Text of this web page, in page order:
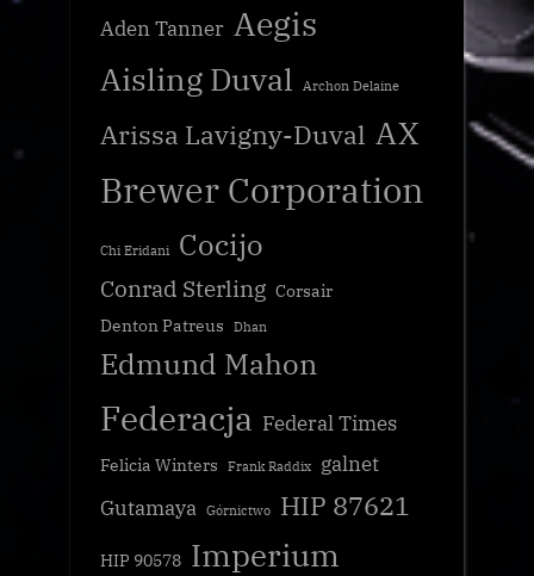
Aden Tanner Aegis
Aisling Duval Archon Delaine
Arissa Lavigny-Duval AX
Brewer Corporation
Chi Eridani Cocijo
Conrad Sterling Corsair
Denton Patreus
Dhan
Edmund Mahon
Federacja Federal Times
Felicia Winters Frank Raddix
galnet
Gutamaya Górnictwo HIP 87621
HIP 90578 Imperium